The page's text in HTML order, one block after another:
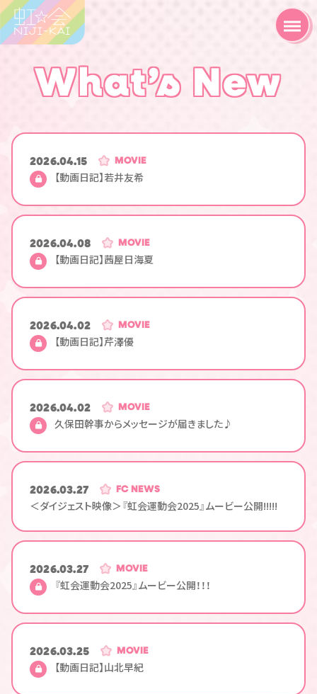
What’s New
2026.04.15
MOVIE
【動画日記】若井友希
2026.04.08
MOVIE
【動画日記】茜屋日海夏
2026.04.02
MOVIE
【動画日記】芹澤優
2026.04.02
MOVIE
久保田幹事からメッセージが届きました♪
2026.03.27
FC NEWS
＜ダイジェスト映像＞『虹会運動会2025』ムービー公開!!!!!
2026.03.27
MOVIE
『虹会運動会2025』ムービー公開！！！
2026.03.25
MOVIE
【動画日記】山北早紀